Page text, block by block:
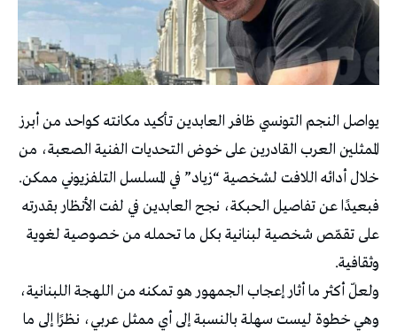
يواصل النجم التونسي ظافر العابدين تأكيد مكانته كواحد من أبرز
الممثلين العرب القادرين على خوض التحديات الفنية الصعبة، من
خلال أدائه اللافت لشخصية “زياد” في المسلسل التلفزيوني ممكن.
فبعيدًا عن تفاصيل الحبكة، نجح العابدين في لفت الأنظار بقدرته
على تقمّص شخصية لبنانية بكل ما تحمله من خصوصية لغوية
وثقافية.
ولعلّ أكثر ما أثار إعجاب الجمهور هو تمكنه من اللهجة اللبنانية،
وهي خطوة ليست سهلة بالنسبة إلى أي ممثل عربي، نظرًا إلى ما